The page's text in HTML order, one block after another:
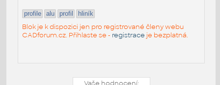
profile alu profil hliník
Blok je k dispozici jen pro registrované členy webu
CADforum.cz. Přihlaste se - registrace je bezplatná.